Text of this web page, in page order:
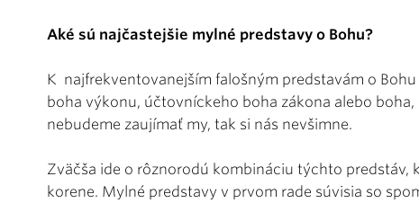
Aké sú najčastejšie mylné predstavy o Bohu?
K najfrekventovanejším falošným predstavám o
boha výkonu, účtovníckeho boha zákona alebo
nebudeme zaujímať my, tak si nás nevšimne.
Zväčša ide o rôznorodú kombináciu týchto predstáv,
korene. Mylné predstavy v prvom rade súvisia so